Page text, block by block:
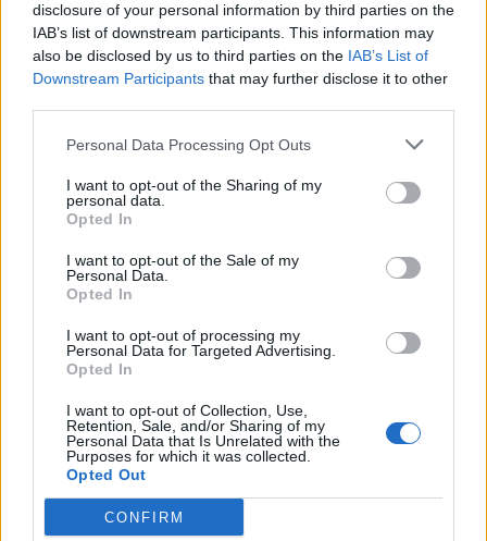
disclosure of your personal information by third parties on the
IAB’s list of downstream participants. This information may
also be disclosed by us to third parties on the IAB’s List of
Downstream Participants that may further disclose it to other
Personal Data Processing Opt Outs
I want to opt-out of the Sharing of my
personal data.
Opted In
I want to opt-out of the Sale of my
Personal Data.
Opted In
I want to opt-out of processing my
Personal Data for Targeted Advertising.
Opted In
I want to opt-out of Collection, Use,
Retention, Sale, and/or Sharing of my
Personal Data that Is Unrelated with the
Purposes for which it was collected.
Opted Out
CONFIRM
obligatoires sont indiqués avec*
Test
Enregistrer mon nom, mon e-mail et mon site dans le
navigateur pour mon prochain commentaire.